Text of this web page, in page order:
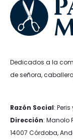
Dedicados a la
de señora,
Razón Social: Peris
Dirección: Manolo
14007 Córdoba,